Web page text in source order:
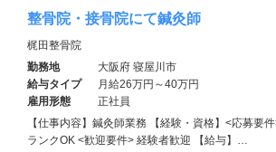
整骨院・接骨院にて鍼灸師
梶田整骨院
勤務地
大阪府 寝屋川市
給与タイプ
月給26万円～40万円
雇用形態
正社員
【仕事内容】鍼灸師業務 【経験・資格】<応募要
ランクOK <歓迎要件> 経験者歓迎 【給与】…